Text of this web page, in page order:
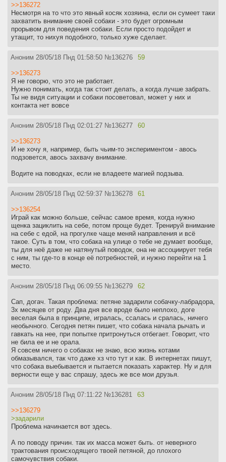
>>136272
Несмотря на то что это явный косяк хозяина, если он сумеет таки
захватить внимание своей собаки - это будет огромным
прорывом для поведения собаки. Если просто подойдет и
утащит, то нихуя подобного, только хуже сделает.
Аноним 28/05/18 Пнд 01:58:50 №136276 59
>>136273
Я не говорю, что это не работает.
Нужно понимать, когда так стоит делать, а когда лучше забрать.
Ты не видя ситуации и собаки посоветовал, может у них и
контакта нет вовсе
Аноним 28/05/18 Пнд 02:01:27 №136277 60
>>136273
И не хочу я, например, быть чьим-то экспериментом - авось
подзовется, авось захвачу внимание.
Водите на поводках, если не владеете магией подзыва.
Аноним 28/05/18 Пнд 02:59:37 №136278 61
>>136254
Играй как можно больше, сейчас самое время, когда нужно
щенка зациклить на себе, потом проще будет. Тренируй внимание
на себе с едой, на прогулке чаще меняй направления и всё
такое. Суть в том, что собака на улице о тебе не думает вообще,
ты для неё даже не натянутый поводок, она не ассоциирует тебя
с ним, ты где-то в конце её потребностей, и нужно перейти на 1
место.
Аноним 28/05/18 Пнд 06:09:55 №136279 62
Сап, догач. Такая проблема: петяне задарили собачку-лабрадора,
3х месяцев от роду. Два дня все вроде было неплохо, доге
веселая была в принципе, игралась, ссалась и сралась, ничего
необычного. Сегодня петян пишет, что собака начала рычать и
гавкать на нее, при попытке притронуться отбегает. Говорит, что
не била ее и не орала.
Я совсем ничего о собаках не знаю, всю жизнь котами
обмазывался, так что даже хз что тут и как. В интернетах пишут,
что собака выебывается и пытается показать характер. Ну и для
верности еще у вас спрашу, здесь же все мои друзья.
Аноним 28/05/18 Пнд 07:11:22 №136281 63
>>136279
>задарили
Проблема начинается вот здесь.
А по поводу причин. так их масса может быть. от неверного
трактования происходящего твоей петяной, до плохого
самочувствия собаки.